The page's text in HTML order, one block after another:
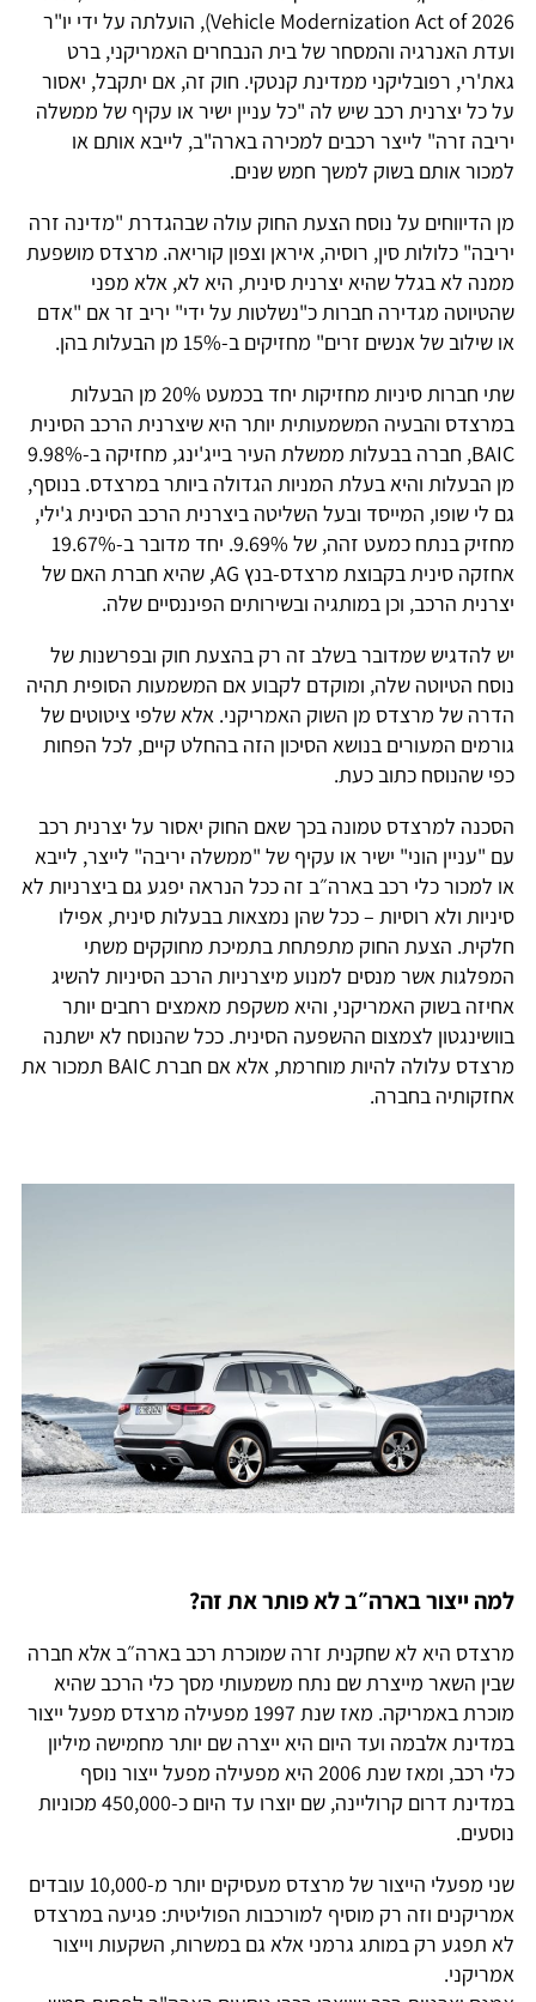
Vehicle Modernization Act of 2026), הועלתה על ידי יו"ר
ועדת האנרגיה והמסחר של בית הנבחרים האמריקני, ברט
גאת'רי, רפובליקני ממדינת קנטקי. חוק זה, אם יתקבל, יאסור
על כל יצרנית רכב שיש לה "כל עניין ישיר או עקיף של ממשלה
יריבה זרה" לייצר רכבים למכירה בארה"ב, לייבא אותם או
למכור אותם בשוק למשך חמש שנים.
מן הדיווחים על נוסח הצעת החוק עולה שבהגדרת "מדינה זרה
יריבה" כלולות סין, רוסיה, איראן וצפון קוריאה. מרצדס מושפעת
ממנה לא בגלל שהיא יצרנית סינית, היא לא, אלא מפני
שהטיוטה מגדירה חברות כ"נשלטות על ידי" יריב זר אם "אדם
או שילוב של אנשים זרים" מחזיקים ב-15% מן הבעלות בהן.
שתי חברות סיניות מחזיקות יחד בכמעט 20% מן הבעלות
במרצדס והבעיה המשמעותית יותר היא שיצרנית הרכב הסינית
BAIC, חברה בבעלות ממשלת העיר בייג'ינג, מחזיקה ב-9.98%
מן הבעלות והיא בעלת המניות הגדולה ביותר במרצדס. בנוסף,
גם לי שופו, המייסד ובעל השליטה ביצרנית הרכב הסינית ג'ילי,
מחזיק בנתח כמעט זהה, של 9.69%. יחד מדובר ב-19.67%
אחזקה סינית בקבוצת מרצדס-בנץ AG, שהיא חברת האם של
יצרנית הרכב, וכן במותגיה ובשירותים הפיננסיים שלה.
יש להדגיש שמדובר בשלב זה רק בהצעת חוק ובפרשנות של
נוסח הטיוטה שלה, ומוקדם לקבוע אם המשמעות הסופית תהיה
הדרה של מרצדס מן השוק האמריקני. אלא שלפי ציטוטים של
גורמים המעורים בנושא הסיכון הזה בהחלט קיים, לכל הפחות
כפי שהנוסח כתוב כעת.
הסכנה למרצדס טמונה בכך שאם החוק יאסור על יצרנית רכב
עם "עניין הוני" ישיר או עקיף של "ממשלה יריבה" לייצר, לייבא
או למכור כלי רכב בארה״ב זה ככל הנראה יפגע גם ביצרניות לא
סיניות ולא רוסיות – ככל שהן נמצאות בבעלות סינית, אפילו
חלקית. הצעת החוק מתפתחת בתמיכת מחוקקים משתי
המפלגות אשר מנסים למנוע מיצרניות הרכב הסיניות להשיג
אחיזה בשוק האמריקני, והיא משקפת מאמצים רחבים יותר
בוושינגטון לצמצום ההשפעה הסינית. ככל שהנוסח לא ישתנה
מרצדס עלולה להיות מוחרמת, אלא אם חברת BAIC תמכור את
אחזקותיה בחברה.
למה ייצור בארה״ב לא פותר את זה?
מרצדס היא לא שחקנית זרה שמוכרת רכב בארה״ב אלא חברה
שבין השאר מייצרת שם נתח משמעותי מסך כלי הרכב שהיא
מוכרת באמריקה. מאז שנת 1997 מפעילה מרצדס מפעל ייצור
במדינת אלבמה ועד היום היא ייצרה שם יותר מחמישה מיליון
כלי רכב, ומאז שנת 2006 היא מפעילה מפעל ייצור נוסף
במדינת דרום קרוליינה, שם יוצרו עד היום כ-450,000 מכוניות
נוסעים.
שני מפעלי הייצור של מרצדס מעסיקים יותר מ-10,000 עובדים
אמריקנים וזה רק מוסיף למורכבות הפוליטית: פגיעה במרצדס
לא תפגע רק במותג גרמני אלא גם במשרות, השקעות וייצור
אמריקני.